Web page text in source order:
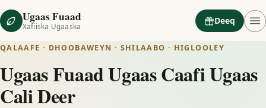
Ugaas Fuaad
Xafiiska Ugaaska
Deeq
QALAAFE · DHOOBAWEYN · SHILAABO · HIGLOOLEY
Ugaas Fuaad Ugaas Caafi Ugaas
Cali Deer